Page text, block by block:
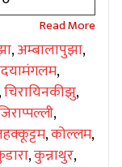
,अम्बालापुझा,
,
,चिरायिनकीझु,
,
,कोल्लम,
,कुन्नाथुर,